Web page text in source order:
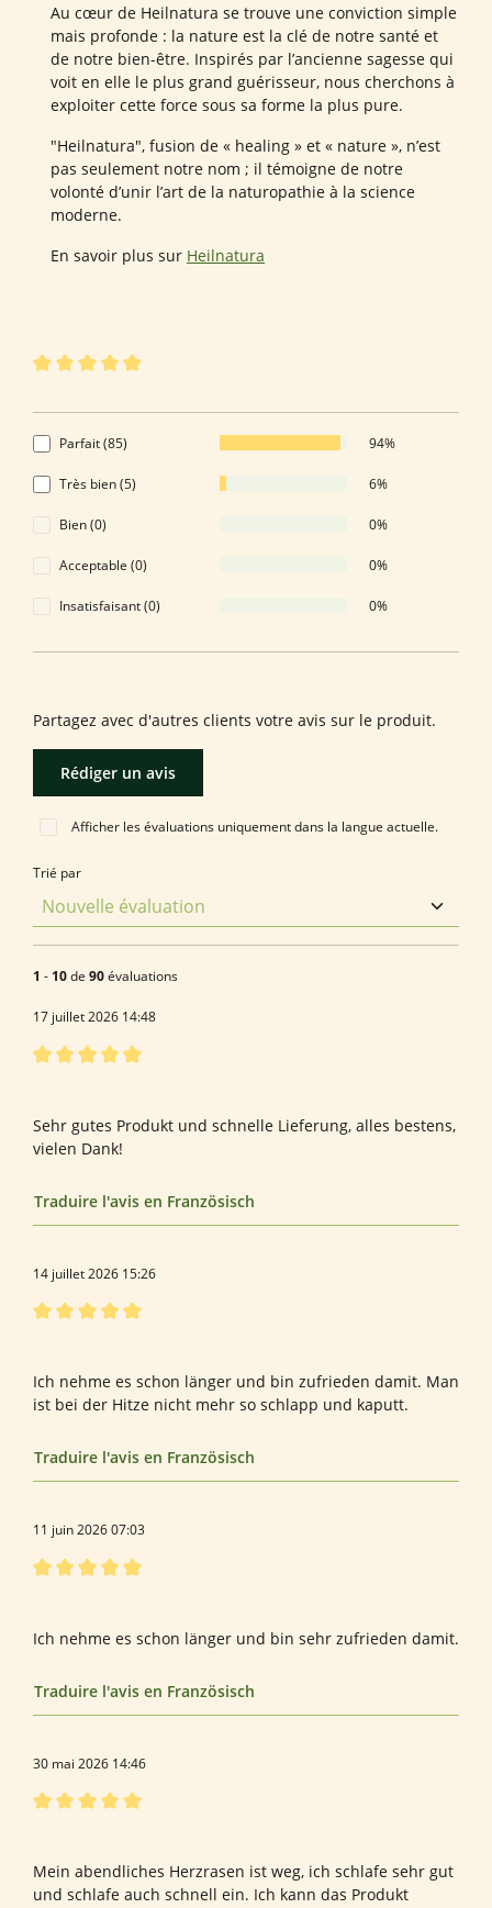
Au cœur de Heilnatura se trouve une conviction simple
mais profonde : la nature est la clé de notre santé et
de notre bien-être. Inspirés par l’ancienne sagesse qui
voit en elle le plus grand guérisseur, nous cherchons à
exploiter cette force sous sa forme la plus pure.
"Heilnatura", fusion de « healing » et « nature », n’est
pas seulement notre nom ; il témoigne de notre
volonté d’unir l’art de la naturopathie à la science
moderne.
En savoir plus sur Heilnatura
Parfait (85) 94%
Très bien (5) 6%
Bien (0) 0%
Acceptable (0) 0%
Insatisfaisant (0) 0%
Partagez avec d'autres clients votre avis sur le produit.
Rédiger un avis
Afficher les évaluations uniquement dans la langue actuelle.
Trié par
1 - 10de 90évaluations
17 juillet 2026 14:48
Sehr gutes Produkt und schnelle Lieferung, alles bestens,
vielen Dank!
Traduire l'avis en Französisch
14 juillet 2026 15:26
Ich nehme es schon länger und bin zufrieden damit. Man
ist bei der Hitze nicht mehr so schlapp und kaputt.
Traduire l'avis en Französisch
11 juin 2026 07:03
Ich nehme es schon länger und bin sehr zufrieden damit.
Traduire l'avis en Französisch
30 mai 2026 14:46
Mein abendliches Herzrasen ist weg, ich schlafe sehr gut
und schlafe auch schnell ein. Ich kann das Produkt